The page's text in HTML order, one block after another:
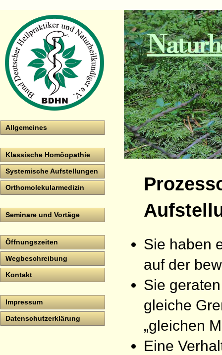
Allgemeines
Klassische Homöopathie
Systemische Aufstellungen
Orthomolekularmedizin
Seminare und Vortäge
Öffnungszeiten
Wegbeschreibung
Kontakt
Impressum
Datenschutzerklärung
Sie haben
auf der
Sie
gleiche
„gleichen
Eine